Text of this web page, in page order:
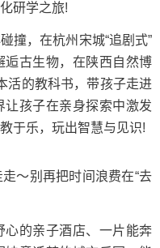
研学之旅!
，在杭州宋城“追剧式”
逅古生物，在陕西自然博
活的教科书，带孩子走进
孩子在亲身探索中激发
于乐，玩出智慧与见识!
～别再把时间浪费在“去
的亲子酒店、一片能奔